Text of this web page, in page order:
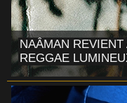
NAÂMAN
REGGAE